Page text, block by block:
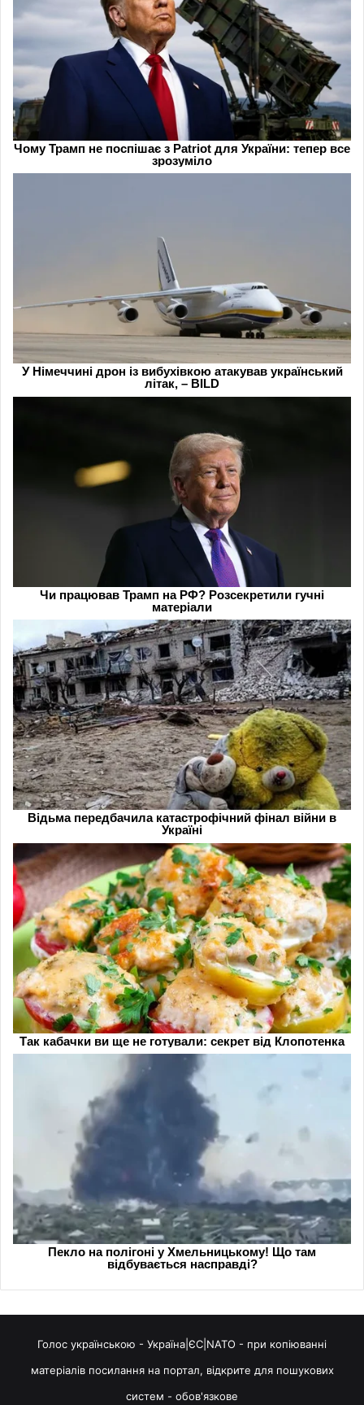
Голос українською - Україна|ЄС|NATO - при копіюванні
матеріалів посилання на портал, відкрите для пошукових
систем - обов'язкове